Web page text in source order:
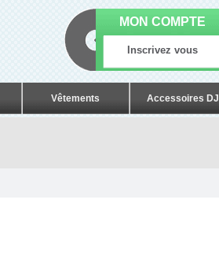
Vêtements Accessoires DJ
MON COMPTE
Inscrivez vous